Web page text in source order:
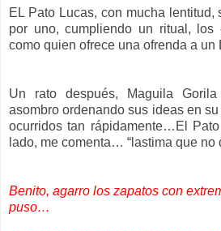
EL Pato Lucas, con mucha
por uno, cumpliendo un ritual, los
como quien ofrece una ofrenda a un
Un rato después, Maguila
asombro ordenando sus ideas en
ocurridos tan rápidamente…El
lado, me comenta… “lastima que
Benito, agarro los zapatos con
puso…